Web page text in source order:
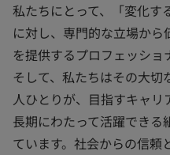
私たちにとって、「変化す
に対し、専門的な立場か
を提供するプロフェッショ
そして、私たちはその大切
人ひとりが、目指すキャリ
長期にわたって活躍でき
ています。社会からの信頼